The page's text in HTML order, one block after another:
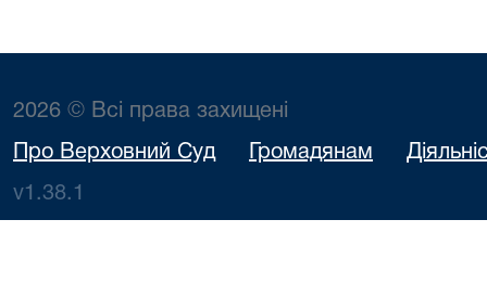
2026 © Всі права захищені
Про Верховний Суд Громадянам
v1.38.1